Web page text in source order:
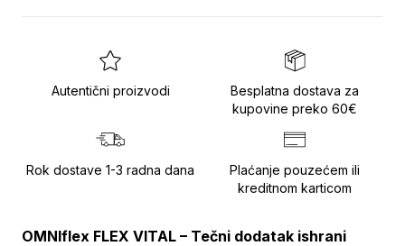
Autentični proizvodi
Besplatna dostava za
kupovine preko 60€
Rok dostave 1-3 radna dana
Plaćanje pouzećem ili
kreditnom karticom
OMNIflex FLEX VITAL – Tečni dodatak ishrani